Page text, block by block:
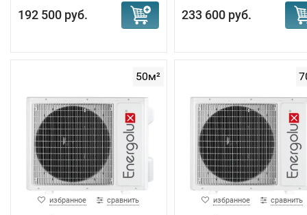
192 500 руб. 233 600 руб.
50м²
избранное сравнить избранное сравнить